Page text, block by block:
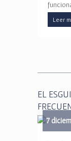
Leer
EL
7